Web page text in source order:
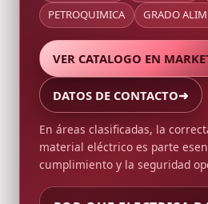
PETROQUIMICA
GRADO
VER CATALOGO EN
DATOS DE CONTACTO➜
En áreas clasificadas, la
material eléctrico es parte
cumplimiento y la seguridad